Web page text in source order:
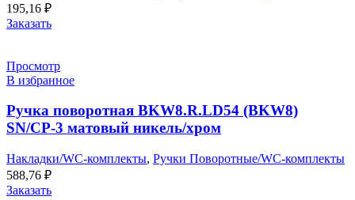
195,16 ₽
Заказать
Просмотр
В избранное
Ручка поворотная BKW8.R.LD54 (BKW8)
SN/CP-3 матовый никель/хром
Накладки/WC-комплекты, Ручки Поворотные/WC-комплекты
588,76 ₽
Заказать